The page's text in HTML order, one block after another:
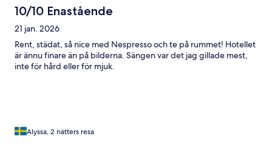
10/10 Enastående
21 jan. 2026
Rent, städat, så nice med Nespresso och te på rummet! Hotellet
är ännu finare än på bilderna. Sängen var det jag gillade mest,
inte för hård eller för mjuk.
Alyssa, 2 nätters resa